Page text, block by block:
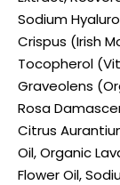
Sodium
Crispus (Irish
Tocopherol
Graveolens
Rosa
Citrus
Oil, Organic
Flower Oil,